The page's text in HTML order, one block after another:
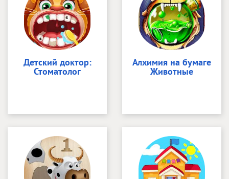
Детский доктор:
Стоматолог
Алхимия на бумаге
Животные